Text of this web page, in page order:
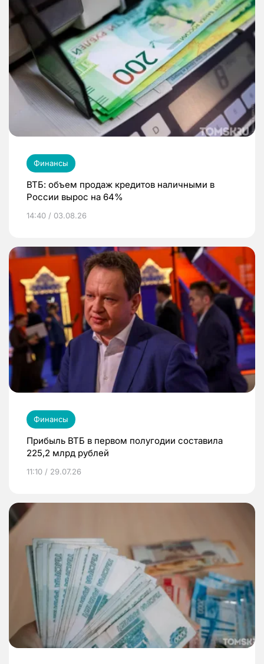
Финансы
ВТБ: объем продаж кредитов наличными в
России вырос на 64%
14:40 / 03.08.26
Финансы
Прибыль ВТБ в первом полугодии составила
225,2 млрд рублей
11:10 / 29.07.26